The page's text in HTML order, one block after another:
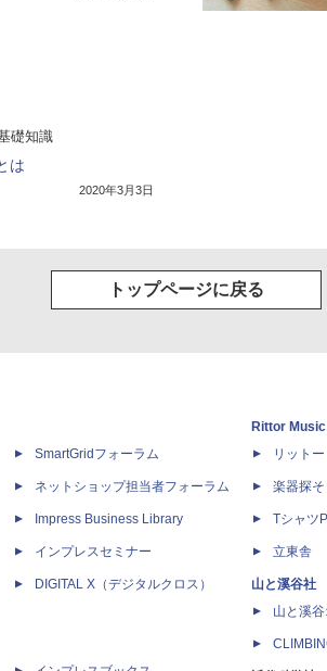
礎知識
は
2020年3月3日
トップページに戻る
SmartGridフォーラム
ネットショップ担当者フォーラム
Impress Business Library
インプレスセミナー
DIGITAL X（デジタルクロス）
Rittor Music
リット
楽器探そ
Tシャツ
立東舎
山と溪谷社
山と溪